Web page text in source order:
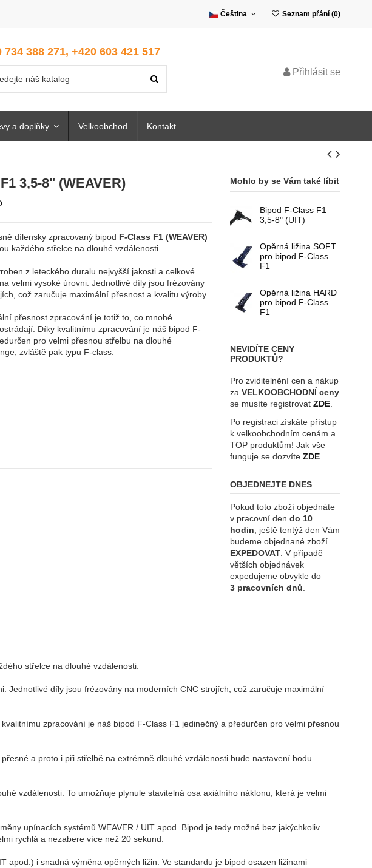
Čeština Seznam přání (0)
734 388 271, +420 603 421 517
Přihlásit se
a doplňky Velkoobchod Kontakt
3,5-8" (WEAVER)
dílensky zpracovaný bipod F-Class F1 (WEAVER)
každého střelce na dlouhé vzdálenosti.
z leteckého duralu nejvyšší jakosti a celkové
velmi vysoké úrovni. Jednotlivé díly jsou frézovány
což zaručuje maximální přesnost a kvalitu výroby.
přesnost zpracování je totiž to, co mnohé
Díky kvalitnímu zpracování je náš bipod F-
pro velmi přesnou střelbu na dlouhé
zvláště pak typu F-class.
Mohlo by se Vám také líbit
Bipod F-Class F1
3,5-8" (UIT)
Opěrná ližina SOFT
pro bipod F-Class
F1
Opěrná ližina HARD
pro bipod F-Class
F1
NEVIDÍTE CENY
PRODUKTŮ?
Pro zviditelnění cen a nákup
zaVELKOOBCHODNÍ ceny
se musíte registrovatZDE.
Po registraci získáte přístup
k velkoobchodním cenám a
TOP produktům! Jak vše
funguje se dozvíte ZDE.
OBJEDNEJTE DNES
Pokud toto zboží objednáte
v pracovní dendo 10
hodin , ještě tentýž den Vám
budeme objednané zboží
EXPEDOVAT . V případě
větších objednávek
expedujeme obvykle do
3 pracovních dnů
střelce na dlouhé vzdálenosti.
Jednotlivé díly jsou frézovány na moderních CNC strojích, což zaručuje maximální
zpracování je náš bipod F-Class F1 jedinečný a předurčen pro velmi přesnou
a proto i při střelbě na extrémně dlouhé vzdálenosti bude nastavení bodu
vzdálenosti. To umožňuje plynule stavitelná osa axiálního náklonu, která je velmi
upínacích systémů WEAVER / UIT apod. Bipod je tedy možné bez jakýchkoliv
rychlá a nezabere více než 20 sekund.
apod.) i snadná výměna opěrných ližin. Ve standardu je bipod osazen ližinami